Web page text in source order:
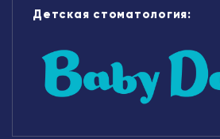
Детская стоматология: